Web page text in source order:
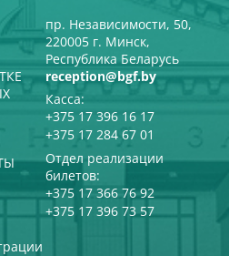
пр. Независимости, 50,
220005 г. Минск,
Республика Беларусь
reception@bgf.by
Касса:
+375 17 396 16 17
+375 17 284 67 01
Отдел реализации
билетов:
+375 17 366 76 92
+375 17 396 73 57